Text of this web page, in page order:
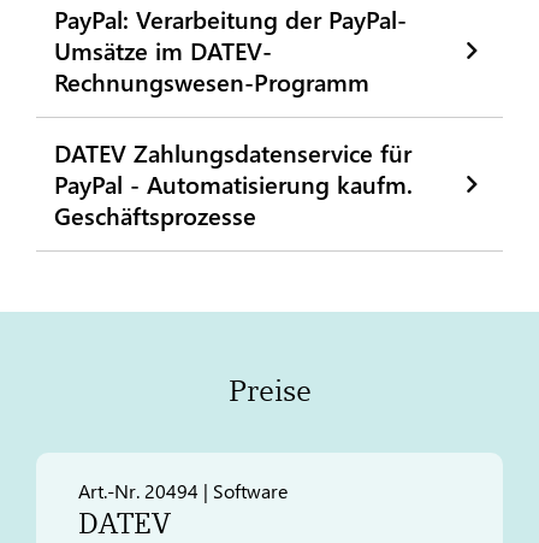
PayPal: Verarbeitung der PayPal-
Umsätze im DATEV-
Rechnungswesen-Programm
DATEV Zahlungsdatenservice für
PayPal - Automatisierung kaufm.
Geschäftsprozesse
Preise
Art.-Nr. 20494 | Software
DATEV